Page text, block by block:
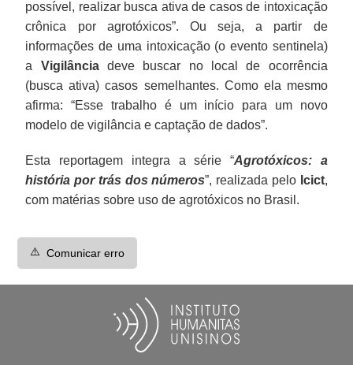
possível, realizar busca ativa de casos de intoxicação
crônica por agrotóxicos”. Ou seja, a partir de
informações de uma intoxicação (o evento sentinela)
a Vigilânciadeve buscar no local de ocorrência
(busca ativa) casos semelhantes. Como ela mesmo
afirma: “Esse trabalho é um início para um novo
modelo de vigilância e captação de dados”.
Esta reportagem integra a série “Agrotóxicos: a
história por trás dos números”, realizada pelo Icict,
com matérias sobre uso de agrotóxicos no Brasil.
⚠️ Comunicar erro